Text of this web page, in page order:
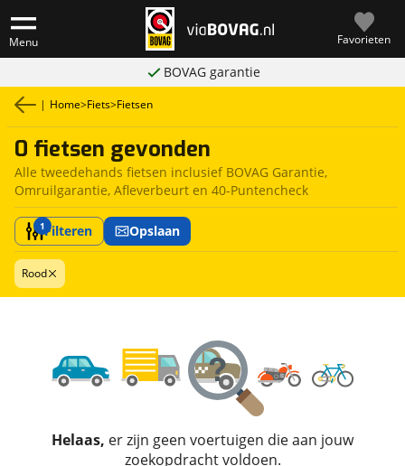
Menu Favorieten
BOVAG garantie
| Home>Fiets>Fietsen
0 fietsen gevonden
Alle tweedehands fietsen inclusief BOVAG Garantie,
Omruilgarantie, Afleverbeurt en 40-Puntencheck
1Filteren Opslaan
Rood
Helaas, er zijn geen voertuigen die aan jouw
zoekopdracht voldoen.